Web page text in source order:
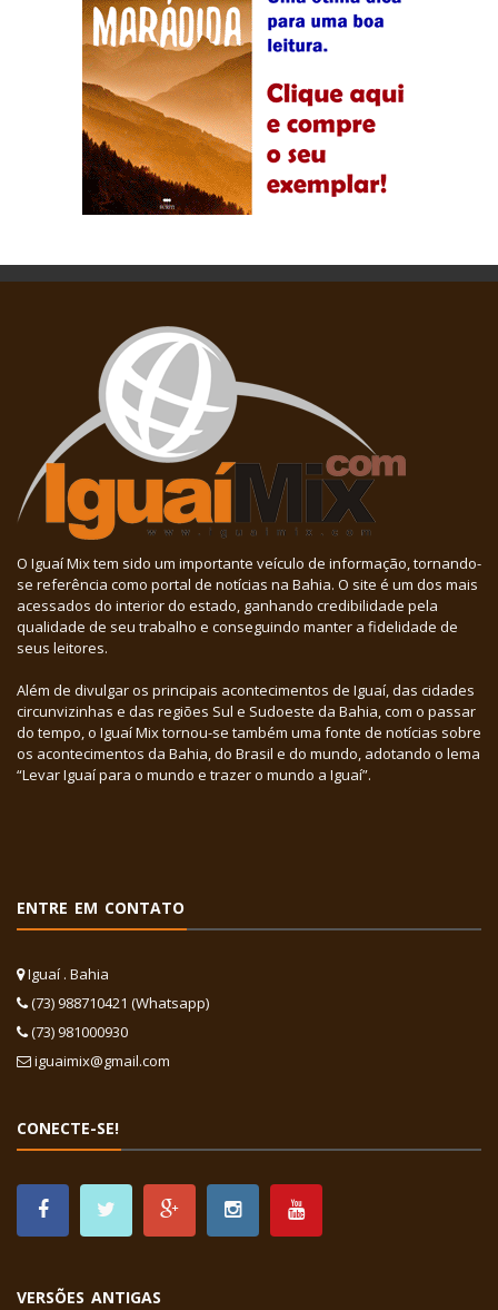
O Iguaí Mix tem sido um importante veículo de informação, tornando-
se referência como portal de notícias na Bahia. O site é um dos mais
acessados do interior do estado, ganhando credibilidade pela
qualidade de seu trabalho e conseguindo manter a fidelidade de
seus leitores.
Além de divulgar os principais acontecimentos de Iguaí, das cidades
circunvizinhas e das regiões Sul e Sudoeste da Bahia, com o passar
do tempo, o Iguaí Mix tornou-se também uma fonte de notícias sobre
os acontecimentos da Bahia, do Brasil e do mundo, adotando o lema
“Levar Iguaí para o mundo e trazer o mundo a Iguaí”.
ENTRE EM CONTATO
Iguaí . Bahia
(73) 988710421 (Whatsapp)
(73) 981000930
iguaimix@gmail.com
CONECTE-SE!
VERSÕES ANTIGAS